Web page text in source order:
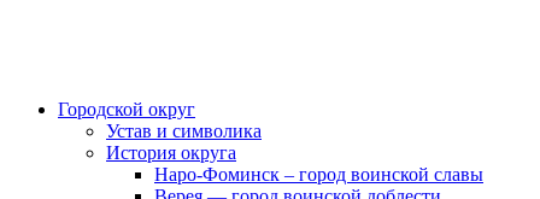
Городской округ
Устав и символика
История округа
Наро-Фоминск – город воинской славы